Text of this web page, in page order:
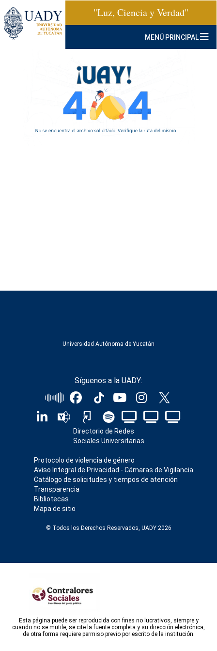
"Luz, Ciencia y Verdad"
MENÚ PRINCIPAL
Universidad Autónoma de Yucatán
Síguenos a la UADY:
Directorio de Redes
Sociales Universitarias
Protocolo de violencia de género
Aviso Integral de Privacidad - Cámaras de Vigilancia
Catálogo de solicitudes y tiempos de atención
Transparencia
Bibliotecas
Mapa de sitio
© Todos los Derechos Reservados, UADY 2026
Esta página puede ser reproducida con fines no lucrativos, siempre y
cuando no se mutile, se cite la fuente completa y su dirección electrónica,
de otra forma requiere permiso previo por escrito de la institución.